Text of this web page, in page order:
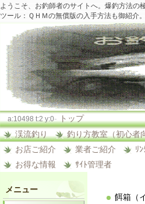
ようこそ、お釣師者のサイトへ。爆釣方法の
ツール：ＱＨＭの無償版の入手方法も御紹介。
a:10498 t:2 y:0-
トップ
渓流釣り
釣り方教室（初心者
お店ご紹介
業者ご紹介 ﾘ
お得な情報
ｻｲﾄ管理者
餌箱（
メニュー